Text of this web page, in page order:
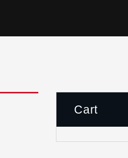
Cart